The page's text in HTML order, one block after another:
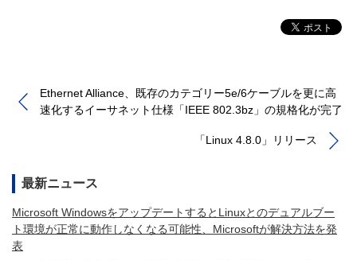
Ethernet Alliance、既存のカテゴリー5e/6ケーブルを更に高
速化するイーサネット仕様「IEEE 802.3bz」の規格化が完了
「Linux 4.8.0」リリース
最新ニュース
Microsoft WindowsをアップデートするとLinuxとのデュアルブー
ト環境が正常に動作しなくなる可能性、Microsoftが解決方法を発
表